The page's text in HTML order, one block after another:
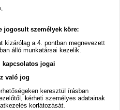
jogosult személyek köre:
kizárólag a 4. pontban megnevezett
álló munkatársai kezelik.
kapcsolatos jogai
való jog
keresztül írásban
kérheti személyes adatainak
korlátozását.